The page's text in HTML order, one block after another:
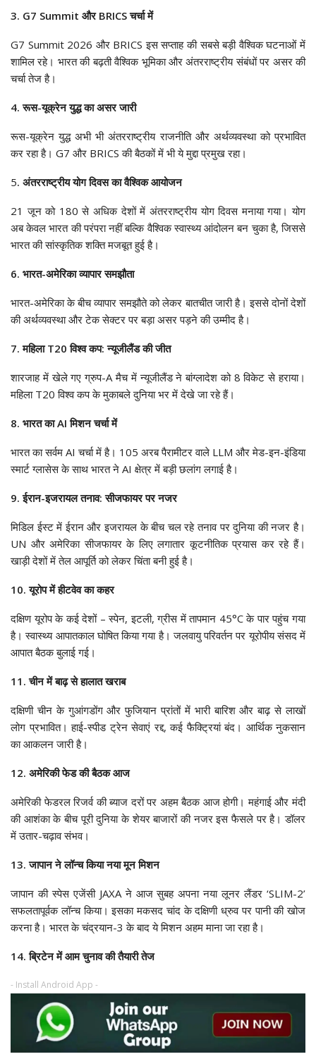
3. G7 Summit और BRICS चर्चा में
G7 Summit 2026 और BRICS इस सप्ताह की सबसे बड़ी वैश्विक घटनाओं में
शामिल रहे। भारत की बढ़ती वैश्विक भूमिका और अंतरराष्ट्रीय संबंधों पर असर की
चर्चा तेज है।
4. रूस-यूक्रेन युद्ध का असर जारी
रूस-यूक्रेन युद्ध अभी भी अंतरराष्ट्रीय राजनीति और अर्थव्यवस्था को प्रभावित
कर रहा है। G7 और BRICS की बैठकों में भी ये मुद्दा प्रमुख रहा।
5. अंतरराष्ट्रीय योग दिवस का वैश्विक आयोजन
21 जून को 180 से अधिक देशों में अंतरराष्ट्रीय योग दिवस मनाया गया। योग
अब केवल भारत की परंपरा नहीं बल्कि वैश्विक स्वास्थ्य आंदोलन बन चुका है, जिससे
भारत की सांस्कृतिक शक्ति मजबूत हुई है।
6. भारत-अमेरिका व्यापार समझौता
भारत-अमेरिका के बीच व्यापार समझौते को लेकर बातचीत जारी है। इससे दोनों देशों
की अर्थव्यवस्था और टेक सेक्टर पर बड़ा असर पड़ने की उम्मीद है।
7. महिला T20 विश्व कप: न्यूजीलैंड की जीत
शारजाह में खेले गए ग्रुप-A मैच में न्यूजीलैंड ने बांग्लादेश को 8 विकेट से हराया।
महिला T20 विश्व कप के मुकाबले दुनिया भर में देखे जा रहे हैं।
8. भारत का AI मिशन चर्चा में
भारत का सर्वम AI चर्चा में है। 105 अरब पैरामीटर वाले LLM और मेड-इन-इंडिया
स्मार्ट ग्लासेस के साथ भारत ने AI क्षेत्र में बड़ी छलांग लगाई है।
9. ईरान-इजरायल तनाव: सीजफायर पर नजर
मिडिल ईस्ट में ईरान और इजरायल के बीच चल रहे तनाव पर दुनिया की नजर है।
UN और अमेरिका सीजफायर के लिए लगातार कूटनीतिक प्रयास कर रहे हैं।
खाड़ी देशों में तेल आपूर्ति को लेकर चिंता बनी हुई है।
10. यूरोप में हीटवेव का कहर
दक्षिण यूरोप के कई देशों – स्पेन, इटली, ग्रीस में तापमान 45°C के पार पहुंच गया
है। स्वास्थ्य आपातकाल घोषित किया गया है। जलवायु परिवर्तन पर यूरोपीय संसद में
आपात बैठक बुलाई गई।
11. चीन में बाढ़ से हालात खराब
दक्षिणी चीन के गुआंगडोंग और फुजियान प्रांतों में भारी बारिश और बाढ़ से लाखों
लोग प्रभावित। हाई-स्पीड ट्रेन सेवाएं रद्द, कई फैक्ट्रियां बंद। आर्थिक नुकसान
का आकलन जारी है।
12. अमेरिकी फेड की बैठक आज
अमेरिकी फेडरल रिजर्व की ब्याज दरों पर अहम बैठक आज होगी। महंगाई और मंदी
की आशंका के बीच पूरी दुनिया के शेयर बाजारों की नजर इस फैसले पर है। डॉलर
में उतार-चढ़ाव संभव।
13. जापान ने लॉन्च किया नया मून मिशन
जापान की स्पेस एजेंसी JAXA ने आज सुबह अपना नया लूनर लैंडर ‘SLIM-2’
सफलतापूर्वक लॉन्च किया। इसका मकसद चांद के दक्षिणी ध्रुव पर पानी की खोज
करना है। भारत के चंद्रयान-3 के बाद ये मिशन अहम माना जा रहा है।
14. ब्रिटेन में आम चुनाव की तैयारी तेज
- Install Android App -